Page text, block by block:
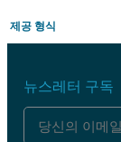
제공 형식
뉴스레터 구독